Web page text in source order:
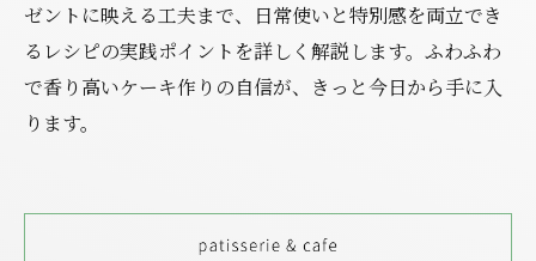
ゼントに映える工夫まで、日常使いと特別感を両立でき
るレシピの実践ポイントを詳しく解説します。ふわふわ
で香り高いケーキ作りの自信が、きっと今日から手に入
ります。